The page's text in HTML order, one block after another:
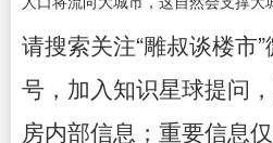
请搜索关注“雕叔谈楼市
号，加入知识星球提问
房内部信息；重要信息